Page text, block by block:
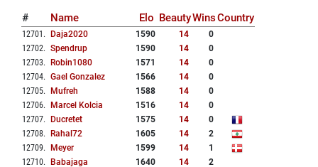
# Name Elo BeautyWinsCountry
12701 . Daja2020 1590 14
0
12702. Spendrup 1590 14
0
12703. Robin1080 1571 14
0
12704. Gael Gonzalez 1566 14
0
12705. Mufreh 1588 14
0
12706. Marcel Kolcia 1516 14
0
12707. Ducretet 1575 14
0
12708. Rahal72 1605 14
2
12709. Meyer 1599 14
1
12710. Babajaga 1640 14
2